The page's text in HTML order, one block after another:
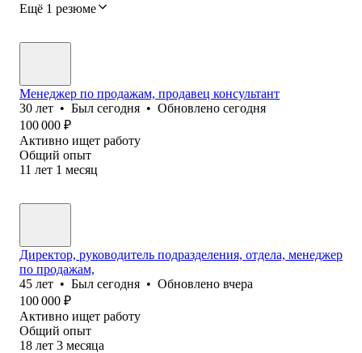
Ещё 1 резюме
Менеджер по продажам, продавец консультант
30 лет • Был сегодня • Обновлено сегодня
100 000 ₽
Активно ищет работу
Общий опыт
11 лет 1 месяц
Директор, руководитель подразделения, отдела, менеджер
по продажам,
45 лет • Был сегодня • Обновлено вчера
100 000 ₽
Активно ищет работу
Общий опыт
18 лет 3 месяца